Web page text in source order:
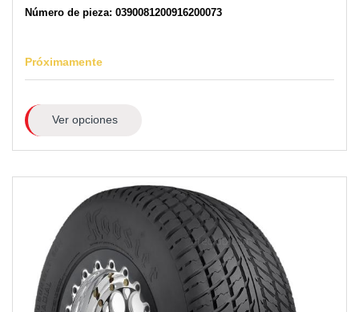
Número de pieza: 0390081200916200073
Próximamente
Ver opciones